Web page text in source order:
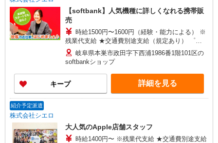
【softbank】人気機種に詳しくなれる携帯販
売
時給1500円〜1600円（経験・能力による） ※
残業代支給 ★交通費別途支給（規定あり） ゜
+゜・。○。・゜+゜・。○。・゜+゜ 入社祝い金10
万円支給(規定有) お友達を紹介頂くと, インセンテ
ィブ支給(規定有) ★月2回払い・週払い可能（規程
有）★ ゜・。○。・゜+゜・。○。・゜+゜
岐阜県本巣市政田字下西浦1986番1階101区の
softbankショップ
キープ 詳細を見る
紹介予定派遣
株式会社シエロ
大人気のApple店舗スタッフ
時給1400円〜 ※残業代支給 ★交通費別途支給